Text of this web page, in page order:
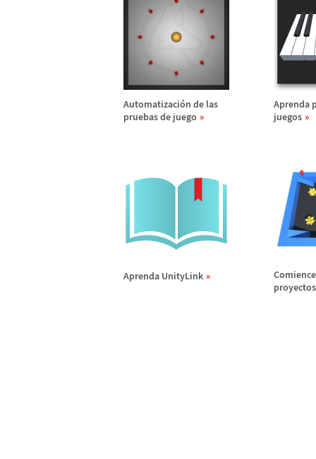
Automatización de las
pruebas de juego
Aprenda
juegos
Aprenda UnityLink
proyectos